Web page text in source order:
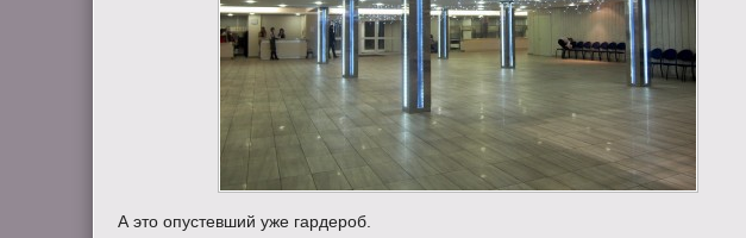
А это опустевший уже гардероб.